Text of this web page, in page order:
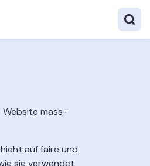
Website mass-
auf faire und
sie verwendet